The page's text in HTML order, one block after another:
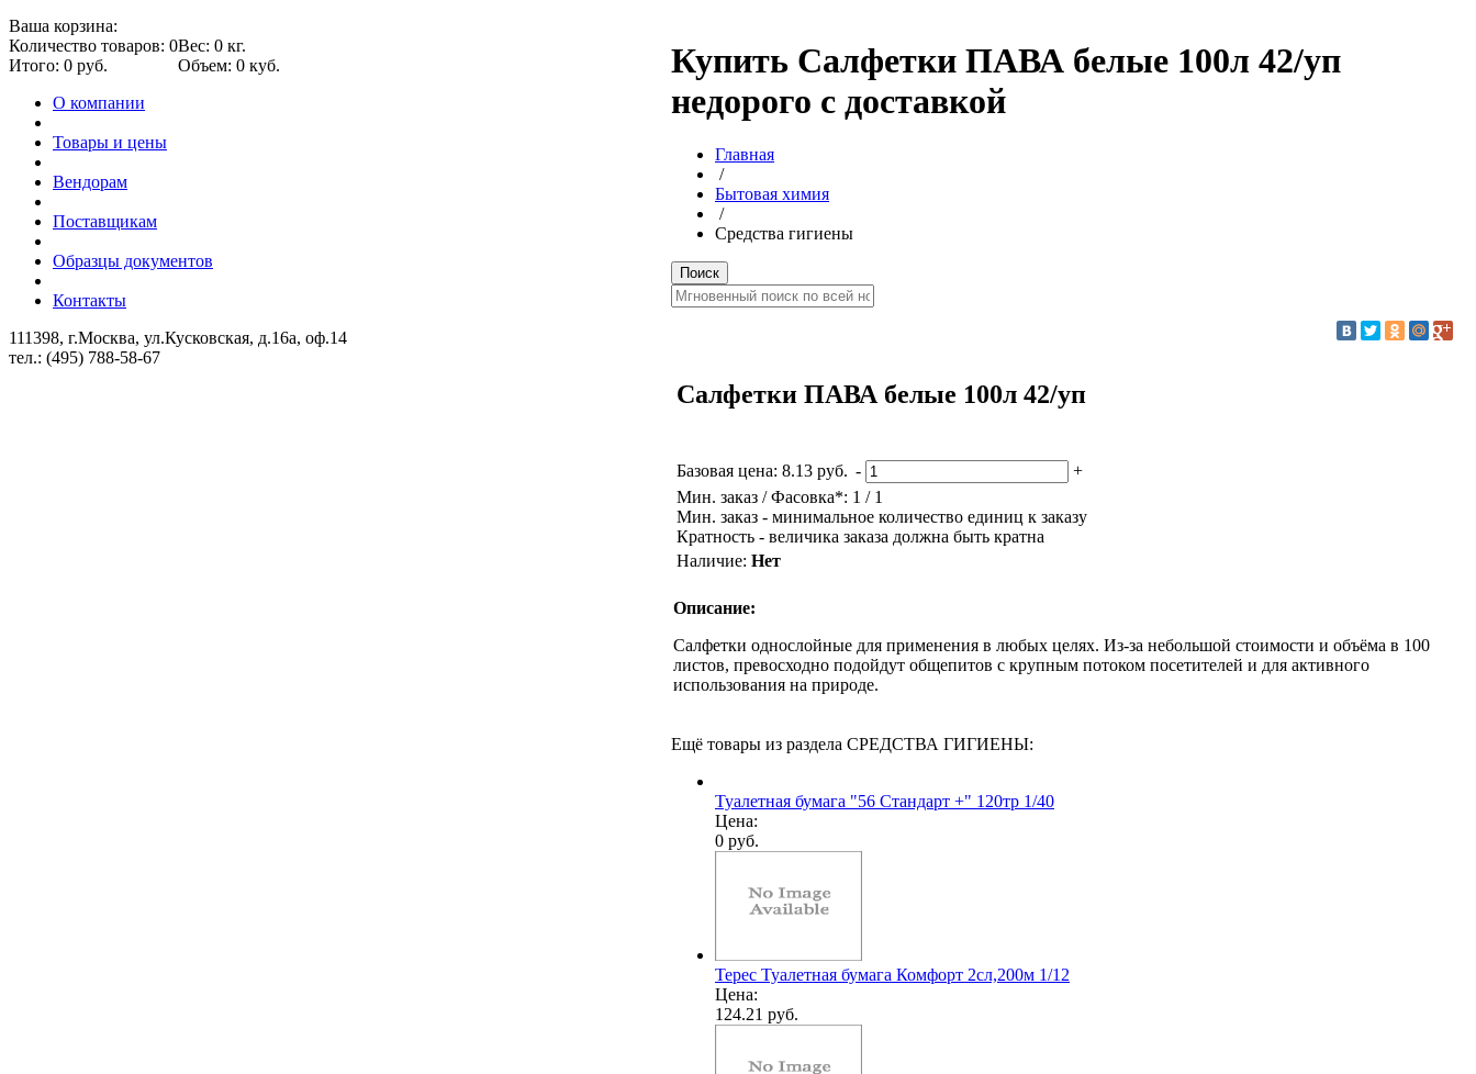
Купить Салфетки ПАВА белые 100л 42/уп
недорого с доставкой
Главная
/
Бытовая химия
/
Средства гигиены
Салфетки ПАВА белые 100л 42/уп
Базовая цена: 8.13 руб. -
+
Мин. заказ / Фасовка*: 1 / 1
Мин. заказ - минимальное количество единиц к заказу
Кратность - величика заказа должна быть кратна
Наличие: Нет
Описание:
Салфетки однослойные для применения в любых целях. Из-за небольшой стоимости и объёма в 100
листов, превосходно подойдут общепитов с крупным потоком посетителей и для активного
использования на природе.
Ещё товары из раздела СРЕДСТВА ГИГИЕНЫ:
Туалетная бумага "56 Стандарт +" 120тр 1/40
Цена:
0 руб.
Терес Туалетная бумага Комфорт 2сл,200м 1/12
Цена:
124.21 руб.
Ваша корзина:
Количество товаров: 0Вес: 0 кг.
Итого: 0 руб.
Объем: 0 куб.
О компании
Товары и цены
Вендорам
Поставщикам
Образцы документов
Контакты
111398, г.Москва, ул.Кусковская, д.16а, оф.14
тел.: (495) 788-58-67